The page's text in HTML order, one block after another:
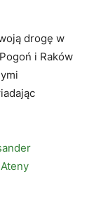
drogę w
i Raków